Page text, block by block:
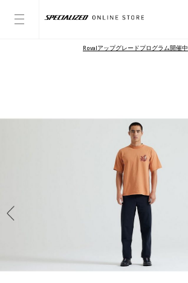
Rovalアップグレードプログラム開催中